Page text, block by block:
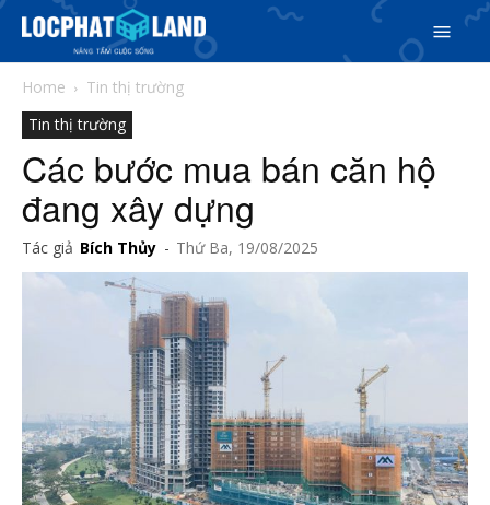
Search
(3 Reviews)
Phiên bản cập nhật V3
& tìm kiếm nhanh chóng hơn
Trang chủ
Dự án
Mua bán
Home
Tin thị trường
Tin thị trường
Các bước mua bán căn hộ
đang xây dựng
Tác giả Bích Thủy - Thứ Ba, 19/08/2025